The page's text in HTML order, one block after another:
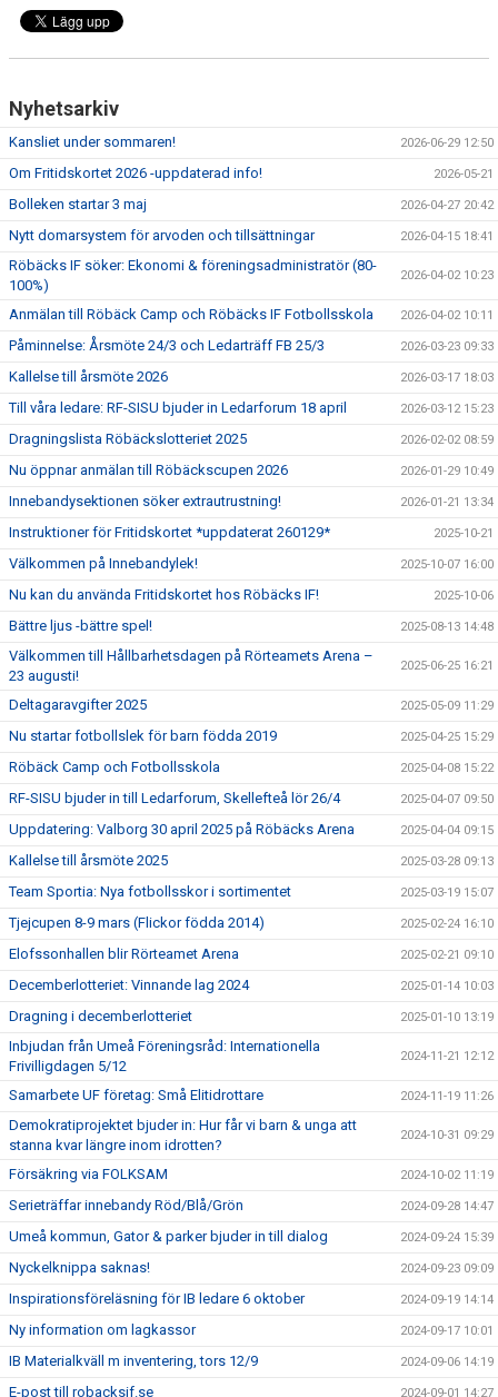
Nyhetsarkiv
Kansliet under sommaren! 2026-06-29 12:50
Om Fritidskortet 2026 -uppdaterad info! 2026-05-21
Bolleken startar 3 maj 2026-04-27 20:42
Nytt domarsystem för arvoden och tillsättningar 2026-04-15 18:41
Röbäcks IF söker: Ekonomi & föreningsadministratör (80-
100%)
2026-04-02 10:23
Anmälan till Röbäck Camp och Röbäcks IF Fotbollsskola 2026-04-02 10:11
Påminnelse: Årsmöte 24/3 och Ledarträff FB 25/3 2026-03-23 09:33
Kallelse till årsmöte 2026 2026-03-17 18:03
Till våra ledare: RF-SISU bjuder in Ledarforum 18 april 2026-03-12 15:23
Dragningslista Röbäckslotteriet 2025 2026-02-02 08:59
Nu öppnar anmälan till Röbäckscupen 2026 2026-01-29 10:49
Innebandysektionen söker extrautrustning! 2026-01-21 13:34
Instruktioner för Fritidskortet *uppdaterat 260129* 2025-10-21
Välkommen på Innebandylek! 2025-10-07 16:00
Nu kan du använda Fritidskortet hos Röbäcks IF! 2025-10-06
Bättre ljus -bättre spel! 2025-08-13 14:48
Välkommen till Hållbarhetsdagen på Rörteamets Arena –
23 augusti!
2025-06-25 16:21
Deltagaravgifter 2025 2025-05-09 11:29
Nu startar fotbollslek för barn födda 2019 2025-04-25 15:29
Röbäck Camp och Fotbollsskola 2025-04-08 15:22
RF-SISU bjuder in till Ledarforum, Skellefteå lör 26/4 2025-04-07 09:50
Uppdatering: Valborg 30 april 2025 på Röbäcks Arena 2025-04-04 09:15
Kallelse till årsmöte 2025 2025-03-28 09:13
Team Sportia: Nya fotbollsskor i sortimentet 2025-03-19 15:07
Tjejcupen 8-9 mars (Flickor födda 2014) 2025-02-24 16:10
Elofssonhallen blir Rörteamet Arena 2025-02-21 09:10
Decemberlotteriet: Vinnande lag 2024 2025-01-14 10:03
Dragning i decemberlotteriet 2025-01-10 13:19
Inbjudan från Umeå Föreningsråd: Internationella
Frivilligdagen 5/12
2024-11-21 12:12
Samarbete UF företag: Små Elitidrottare 2024-11-19 11:26
Demokratiprojektet bjuder in: Hur får vi barn & unga att
stanna kvar längre inom idrotten?
2024-10-31 09:29
Försäkring via FOLKSAM 2024-10-02 11:19
Serieträffar innebandy Röd/Blå/Grön 2024-09-28 14:47
Umeå kommun, Gator & parker bjuder in till dialog 2024-09-24 15:39
Nyckelknippa saknas! 2024-09-23 09:09
Inspirationsföreläsning för IB ledare 6 oktober 2024-09-19 14:14
Ny information om lagkassor 2024-09-17 10:01
IB Materialkväll m inventering, tors 12/9 2024-09-06 14:19
E-post till robacksif.se 2024-09-01 14:27